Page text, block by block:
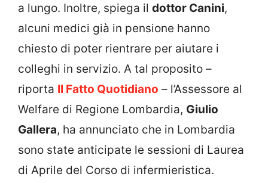
a lungo. Inoltre, spiega il dottor Canini,
alcuni medici già in pensione hanno
chiesto di poter rientrare per aiutare i
colleghi in servizio. A tal proposito –
riporta Il Fatto Quotidiano – l’Assessore al
Welfare di Regione Lombardia, Giulio
Gallera, ha annunciato che in Lombardia
sono state anticipate le sessioni di Laurea
di Aprile del Corso di infermieristica.